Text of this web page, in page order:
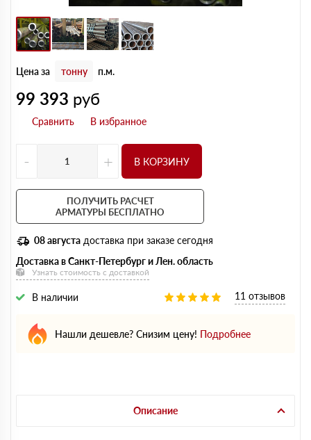
Цена за тонну п.м.
99 393 руб
- + В КОРЗИНУ
ПОЛУЧИТЬ РАСЧЕТ
АРМАТУРЫ БЕСПЛАТНО
08 августа доставка при заказе сегодня
Доставка в Санкт-Петербург и Лен. область
Узнать стоимость с доставкой
В наличии 11 отзывов
Нашли дешевле? Снизим цену! Подробнее
Описание